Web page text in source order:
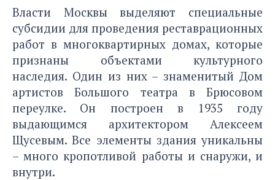
Власти Москвы выделяют специальные
субсидии для проведения реставрационных
работ в многоквартирных домах, которые
признаны объектами культурного
наследия. Один из них – знаменитый Дом
артистов Большого театра в Брюсовом
переулке. Он построен в 1935 году
выдающимся архитектором Алексеем
Щусевым. Все элементы здания уникальны
– много кропотливой работы и снаружи, и
внутри.